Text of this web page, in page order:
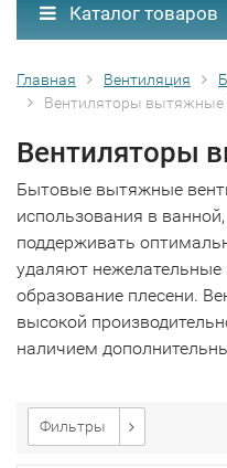
Каталог товаров
Главная Вентиляция
Вентиляторы вытяжные
Вентиляторы
Бытовые вытяжные
использования в
поддерживать
удаляют
образование плесени.
высокой
наличием
Фильтры